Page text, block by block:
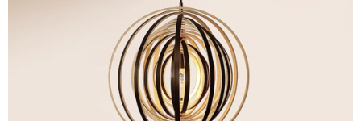
SAMSUNG SVIETIDLÁ
SOLÁRNE SYSTÉMY